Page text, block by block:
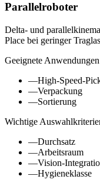
Parallelroboter
Delta- und
Place bei geringer
Geeignete Anwendungen
—High-Speed-
—Verpackung
—Sortierung
Wichtige
—Durchsatz
—Arbeitsraum
—Vision-
—Hygieneklasse